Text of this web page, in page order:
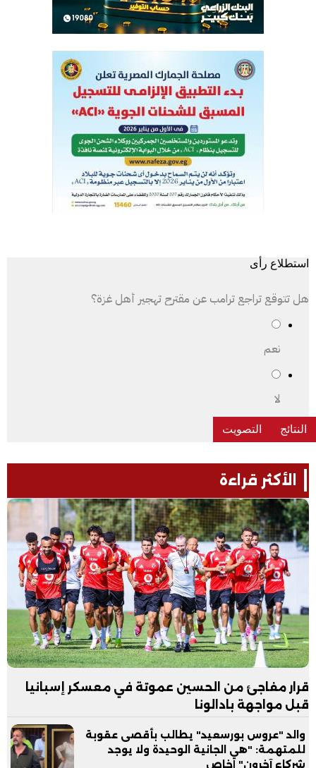
استطلاع رأى
هل تتوقع تراجع ترامب عن مقترح تهجير أهل غزة؟
نعم
لا
الأكثر قراءة
قرار مفاجئ من الحسين عموتة في معسكر إسبانيا
قبل مواجهة بادالونا
والد "عروس بورسعيد" يطالب بأقصى عقوبة
للمتهمة: "هي الجانية الوحيدة ولا يوجد
شركاء آخرون" |خاص